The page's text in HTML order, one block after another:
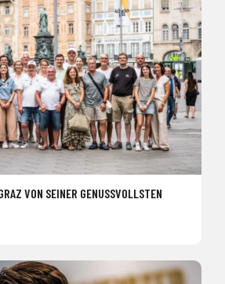
VON SEINER GENUSSVOLLSTEN